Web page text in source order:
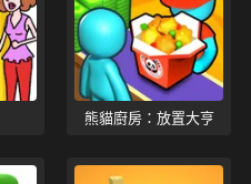
熊貓廚房：放置大亨